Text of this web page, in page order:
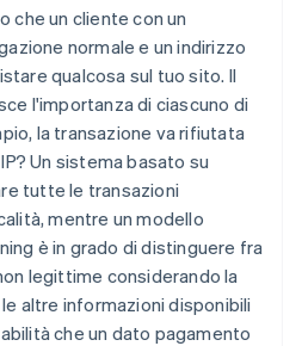
che un cliente con un
normale e un indirizzo
qualcosa sul tuo sito. Il
l'importanza di ciascuno di
la transazione va rifiutata
Un sistema basato su
tutte le transazioni
mentre un modello
è in grado di distinguere fra
legittime considerando la
altre informazioni disponibili
che un dato pagamento